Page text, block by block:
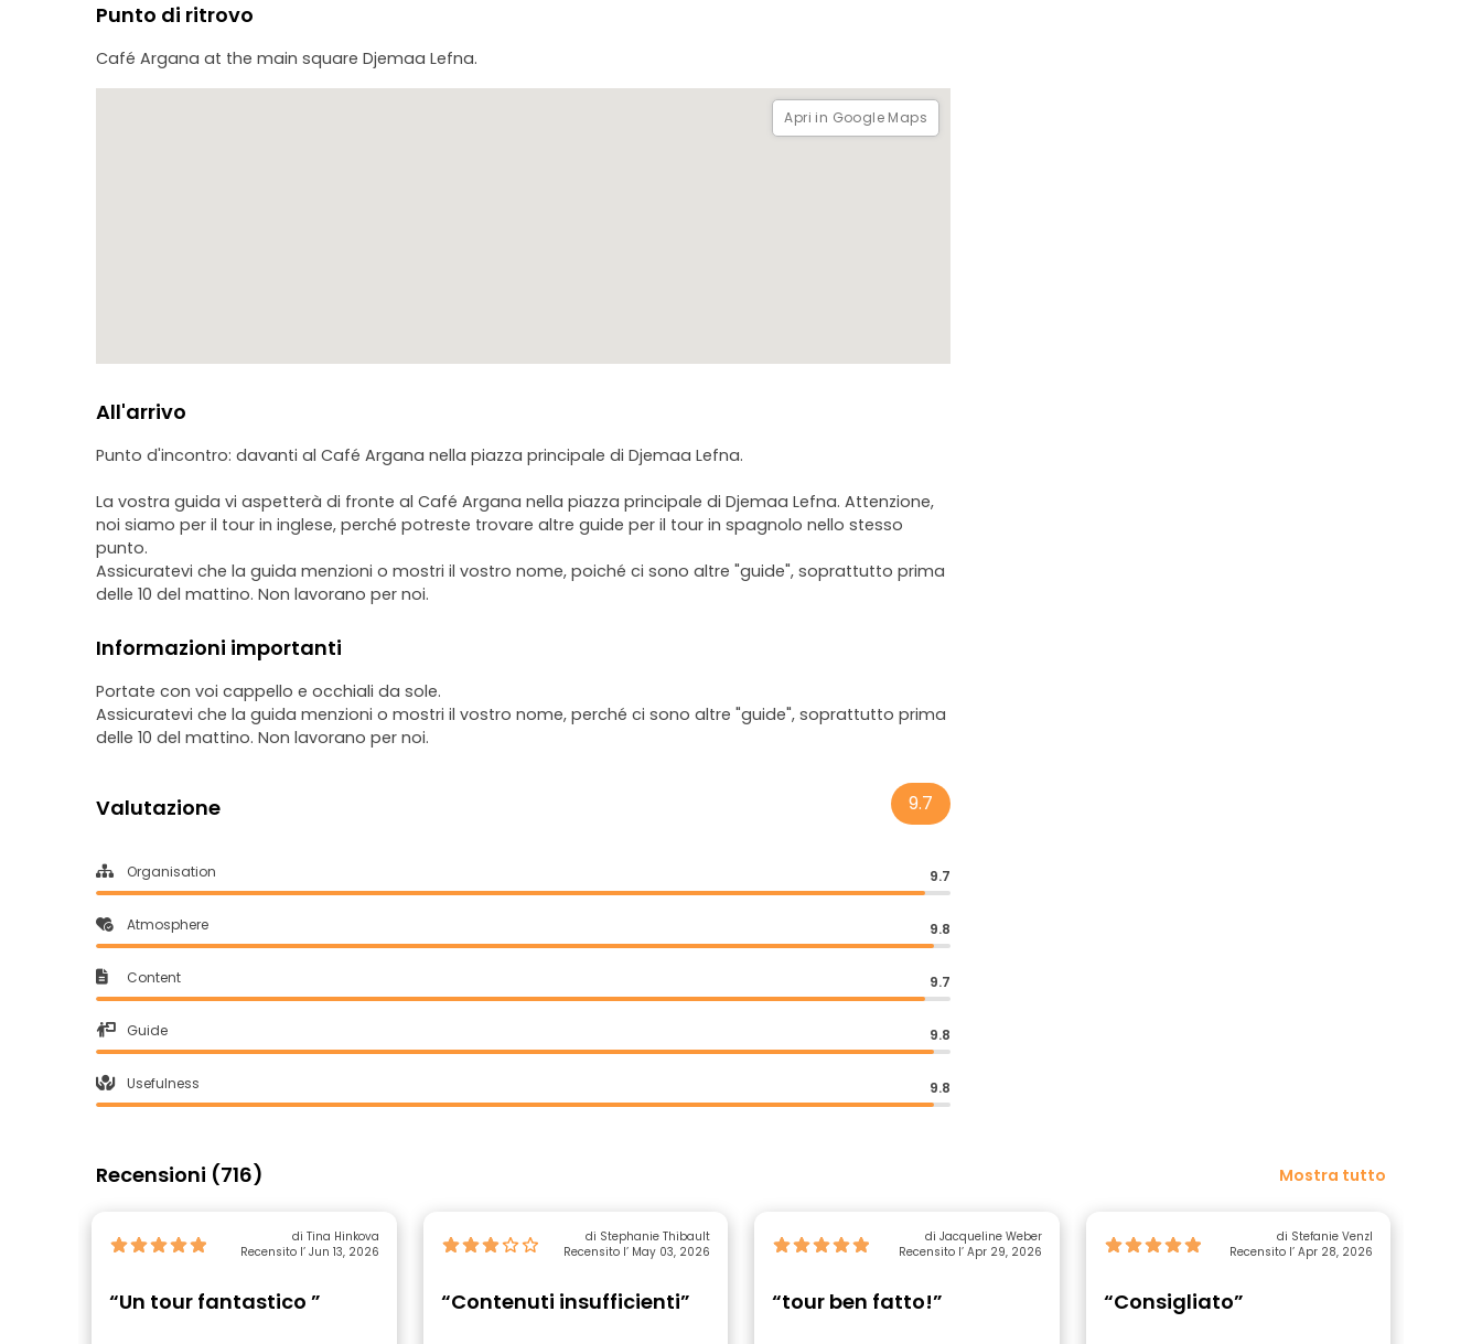
Punto di ritrovo
Café Argana at the main square Djemaa Lefna.
Apri in Google Maps
All'arrivo
Punto d'incontro: davanti al Café Argana nella piazza principale di Djemaa Lefna.
La vostra guida vi aspetterà di fronte al Café Argana nella piazza principale di Djemaa Lefna. Attenzione,
noi siamo per il tour in inglese, perché potreste trovare altre guide per il tour in spagnolo nello stesso
punto.
Assicuratevi che la guida menzioni o mostri il vostro nome, poiché ci sono altre "guide", soprattutto prima
delle 10 del mattino. Non lavorano per noi.
Informazioni importanti
Portate con voi cappello e occhiali da sole.
Assicuratevi che la guida menzioni o mostri il vostro nome, perché ci sono altre "guide", soprattutto prima
delle 10 del mattino. Non lavorano per noi.
Valutazione 9.7
Organisation 9.7
Atmosphere 9.8
Content 9.7
Guide 9.8
Usefulness 9.8
Recensioni (716) Mostra tutto
di Tina Hinkova
Recensito l’ Jun 13, 2026
“Un tour fantastico ”
di Stephanie Thibault
Recensito l’ May 03, 2026
“Contenuti insufficienti”
di Jacqueline Weber
Recensito l’ Apr 29, 2026
“tour ben fatto!”
di Stefanie Venzl
Recensito l’ Apr 28, 2026
“Consigliato”